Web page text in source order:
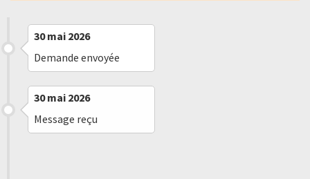
30 mai 2026
Demande envoyée
30 mai 2026
Message reçu